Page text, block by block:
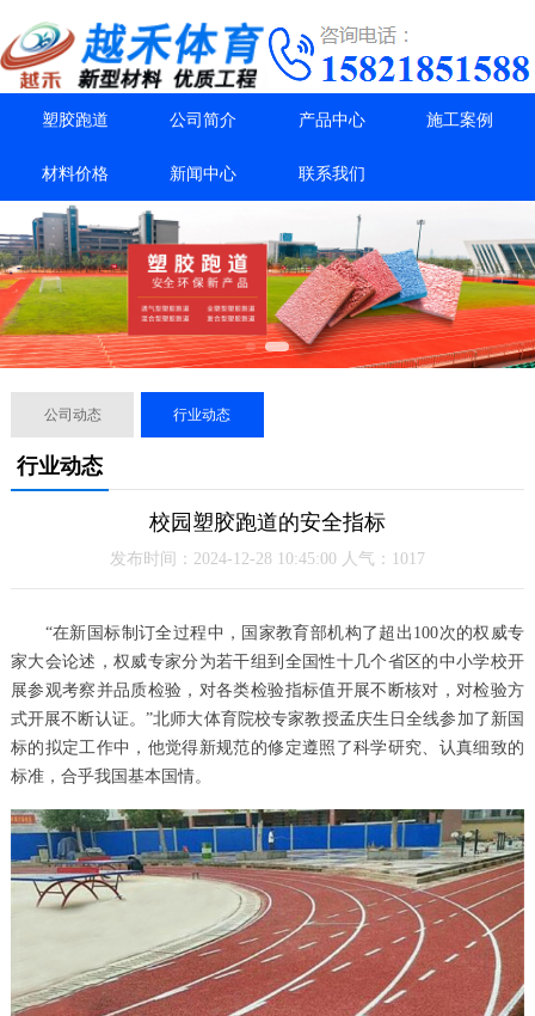
塑胶跑道 公司简介 产品中心 施工案例
材料价格 新闻中心 联系我们
公司动态 行业动态
行业动态
校园塑胶跑道的安全指标
发布时间：2024-12-28 10:45:00 人气：1017
“在新国标制订全过程中，国家教育部机构了超出100次的权威专
家大会论述，权威专家分为若干组到全国性十几个省区的中小学校开
展参观考察并品质检验，对各类检验指标值开展不断核对，对检验方
式开展不断认证。”北师大体育院校专家教授孟庆生日全线参加了新国
标的拟定工作中，他觉得新规范的修定遵照了科学研究、认真细致的
标准，合乎我国基本国情。